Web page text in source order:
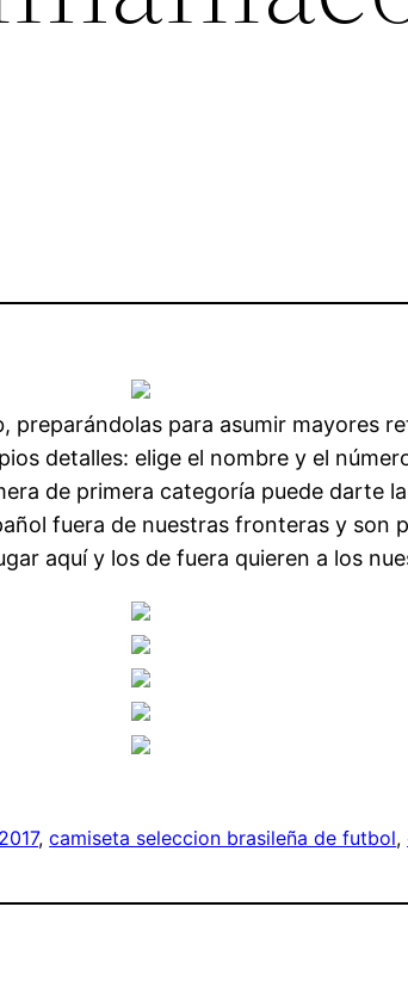
para asumir mayores
detalles: elige el nombre y el
de primera categoría puede darte
fuera de nuestras fronteras y
aquí y los de fuera quieren a los
, camiseta seleccion brasileña de futbol,